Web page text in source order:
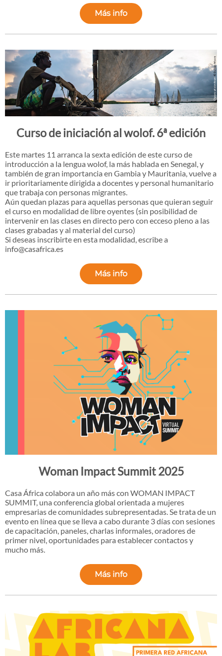
Más info
Curso de iniciación al wolof. 6ª edición
Este martes 11 arranca la sexta edición de este curso de
introducción a la lengua wolof, la más hablada en Senegal, y
también de gran importancia en Gambia y Mauritania, vuelve a
ir prioritariamente dirigida a docentes y personal humanitario
que trabaja con personas migrantes.
Aún quedan plazas para aquellas personas que quieran seguir
el curso en modalidad de libre oyentes (sin posibilidad de
intervenir en las clases en directo pero con ecceso pleno a las
clases grabadas y al material del curso)
Si deseas inscribirte en esta modalidad, escribe a
info@casafrica.es
Más info
Woman Impact Summit 2025
Casa África colabora un año más con WOMAN IMPACT
SUMMIT, una conferencia global orientada a mujeres
empresarias de comunidades subrepresentadas. Se trata de un
evento en línea que se lleva a cabo durante 3 días con sesiones
de capacitación, paneles, charlas informales, oradores de
primer nivel, oportunidades para establecer contactos y
mucho más.
Más info